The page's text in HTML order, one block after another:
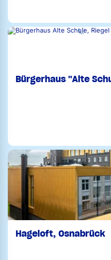
Bürgerhaus "Alte
Hageloft, Osnabrück